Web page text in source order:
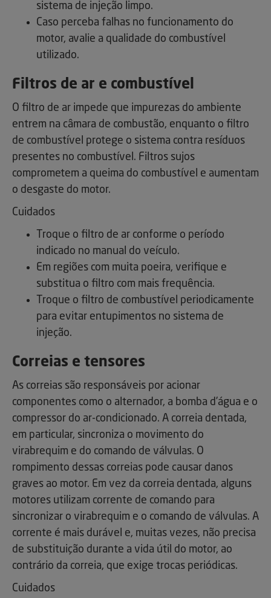
sistema de injeção limpo.
Caso perceba falhas no funcionamento do
motor, avalie a qualidade do combustível
utilizado.
Filtros de ar e combustível
O filtro de ar impede que impurezas do ambiente
entrem na câmara de combustão, enquanto o filtro
de combustível protege o sistema contra resíduos
presentes no combustível. Filtros sujos
comprometem a queima do combustível e aumentam
o desgaste do motor.
Cuidados
Troque o filtro de ar conforme o período
indicado no manual do veículo.
Em regiões com muita poeira, verifique e
substitua o filtro com mais frequência.
Troque o filtro de combustível periodicamente
para evitar entupimentos no sistema de
injeção.
Correias e tensores
As correias são responsáveis por acionar
componentes como o alternador, a bomba d’água e o
compressor do ar-condicionado. A correia dentada,
em particular, sincroniza o movimento do
virabrequim e do comando de válvulas. O
rompimento dessas correias pode causar danos
graves ao motor. Em vez da correia dentada, alguns
motores utilizam corrente de comando para
sincronizar o virabrequim e o comando de válvulas. A
corrente é mais durável e, muitas vezes, não precisa
de substituição durante a vida útil do motor, ao
contrário da correia, que exige trocas periódicas.
Cuidados